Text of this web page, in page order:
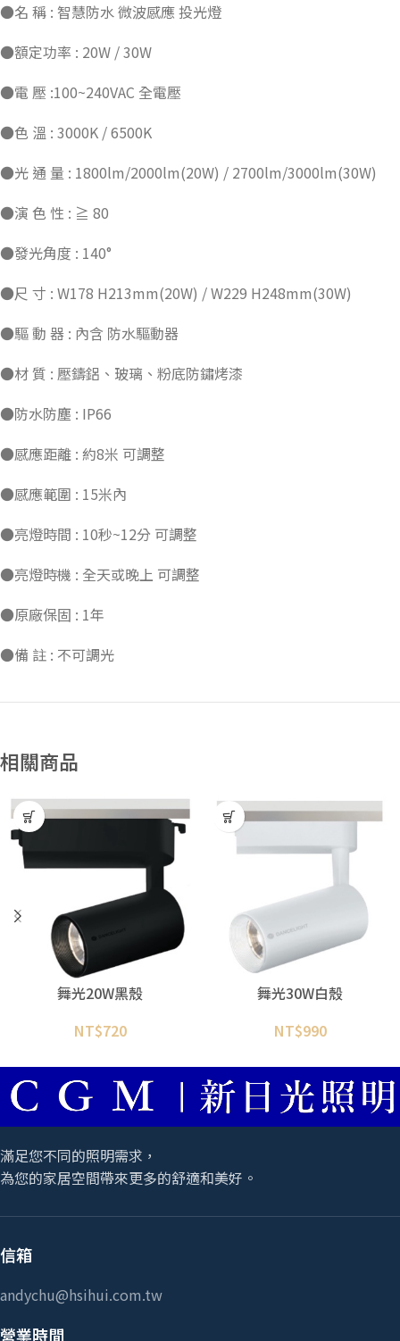
●名 稱 : 智慧防水 微波感應 投光燈
●額定功率 : 20W / 30W
●電 壓 :100~240VAC 全電壓
●色 溫 : 3000K / 6500K
●光 通 量 : 1800lm/2000lm(20W) / 2700lm/3000lm(30W)
●演 色 性 : ≧ 80
●發光角度 : 140°
●尺 寸 : W178 H213mm(20W) / W229 H248mm(30W)
●驅 動 器 : 內含 防水驅動器
●材 質 : 壓鑄鋁、玻璃、粉底防鏽烤漆
●防水防塵 : IP66
●感應距離 : 約8米 可調整
●感應範圍 : 15米內
●亮燈時間 : 10秒~12分 可調整
●亮燈時機 : 全天或晚上 可調整
●原廠保固 : 1年
●備 註 : 不可調光
相關商品
舞光20W黑殼
NT$720
舞光30W白殼
NT$990
滿足您不同的照明需求，
為您的家居空間帶來更多的舒適和美好。
信箱
andychu@hsihui.com.tw
營業時間